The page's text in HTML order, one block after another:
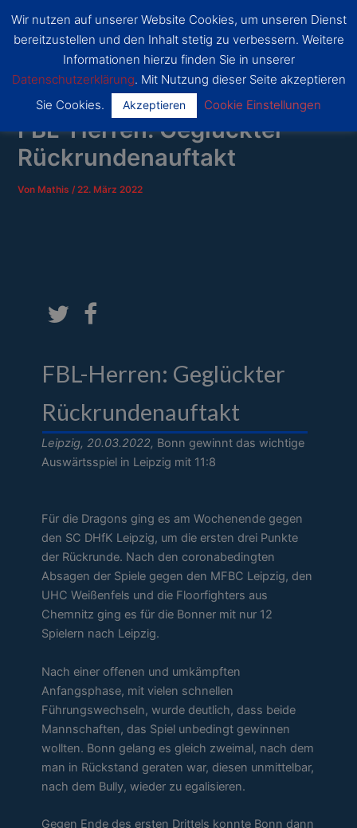
Inhalt
springen
SSF
Dragons
Bonn
Main
Menu
FBL-Herren: Geglückter
Rückrundenauftakt
Von Mathis/22. März 2022
FBL-Herren: Geglückter
Rückrundenauftakt
Leipzig, 20.03.2022, Bonn gewinnt das wichtige
Auswärtsspiel in Leipzig mit 11:8
Für die Dragons ging es am Wochenende gegen
den SC DHfK Leipzig, um die ersten drei Punkte
der Rückrunde. Nach den coronabedingten
Absagen der Spiele gegen den MFBC Leipzig, den
UHC Weißenfels und die Floorfighters aus
Chemnitz ging es für die Bonner mit nur 12
Spielern nach Leipzig.
Nach einer offenen und umkämpften
Anfangsphase, mit vielen schnellen
Führungswechseln, wurde deutlich, dass beide
Mannschaften, das Spiel unbedingt gewinnen
wollten. Bonn gelang es gleich zweimal, nach dem
man in Rückstand geraten war, diesen unmittelbar,
nach dem Bully, wieder zu egalisieren.
Gegen Ende des ersten Drittels konnte Bonn dann
Wir nutzen auf unserer Website Cookies, um unseren Dienst
bereitzustellen und den Inhalt stetig zu verbessern. Weitere
Informationen hierzu finden Sie in unserer
Datenschutzerklärung. Mit Nutzung dieser Seite akzeptieren
Sie Cookies.
Akzeptieren Cookie Einstellungen